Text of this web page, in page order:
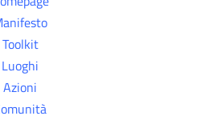
Toolkit
Luoghi
Azioni